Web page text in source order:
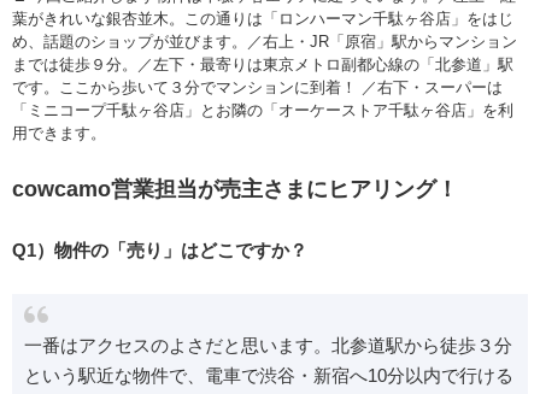
葉がきれいな銀杏並木。この通りは「ロンハーマン千駄ヶ谷店」をはじ
め、話題のショップが並びます。／右上・JR「原宿」駅からマンション
までは徒歩９分。／左下・最寄りは東京メトロ副都心線の「北参道」駅
です。ここから歩いて３分でマンションに到着！ ／右下・スーパーは
「ミニコープ千駄ヶ谷店」とお隣の「オーケーストア千駄ヶ谷店」を利
用できます。
cowcamo営業担当が売主さまにヒアリング！
Q1）物件の「売り」はどこですか？
一番はアクセスのよさだと思います。北参道駅から徒歩３分
という駅近な物件で、電車で渋谷・新宿へ10分以内で行ける